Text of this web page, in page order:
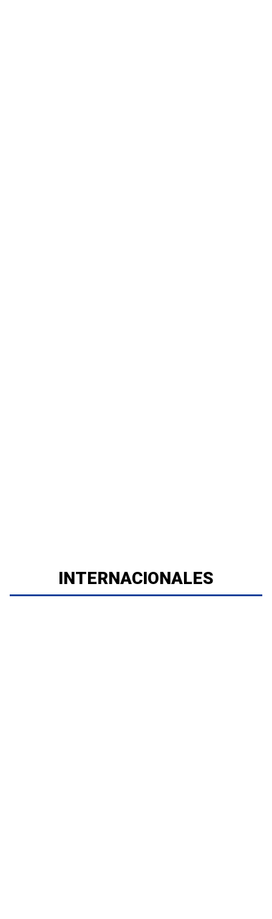
INTERNACIONALES